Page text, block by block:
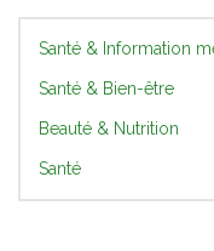
Santé & Information
Santé & Bien-être
Beauté & Nutrition
Santé